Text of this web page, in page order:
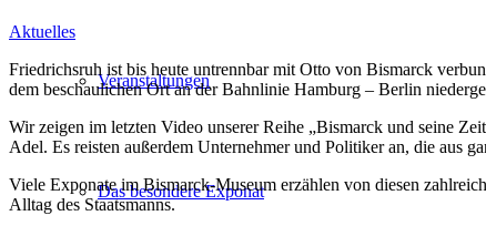
Veranstaltungen
Das besondere Exponat
Aktuelles
Friedrichsruh ist bis heute untrennbar mit Otto von Bismarck
dem beschaulichen Ort an der Bahnlinie Hamburg – Berlin
Wir zeigen im letzten Video unserer Reihe „Bismarck und seine
Adel. Es reisten außerdem Unternehmer und Politiker an, die aus
Viele Exponate im Bismarck-Museum erzählen von diesen
Alltag des Staatsmanns.